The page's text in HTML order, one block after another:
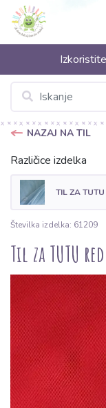
NAZAJ NA TIL
Različice izdelka
TIL ZA
Številka izdelka: 61209
Til za TUTU